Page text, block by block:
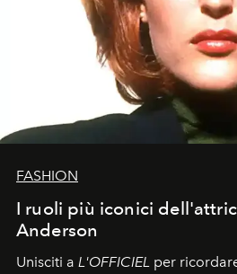
FASHION
I ruoli più iconici
Anderson
Unisciti a L'OFFICIEL per